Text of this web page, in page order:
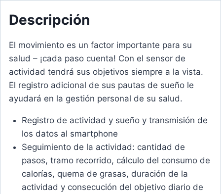
Descripción
El movimiento es un factor importante para su
salud – ¡cada paso cuenta! Con el sensor de
actividad tendrá sus objetivos siempre a la vista.
El registro adicional de sus pautas de sueño le
ayudará en la gestión personal de su salud.
Registro de actividad y sueño y transmisión de
los datos al smartphone
Seguimiento de la actividad: cantidad de
pasos, tramo recorrido, cálculo del consumo de
calorías, quema de grasas, duración de la
actividad y consecución del objetivo diario de